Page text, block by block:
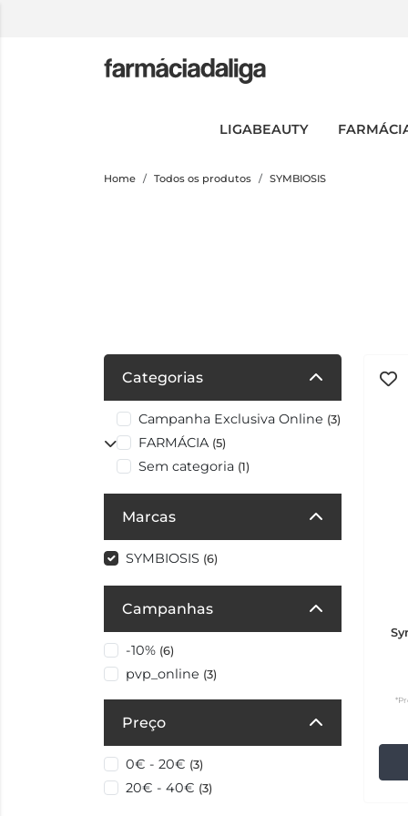
LIGABEAUTY
Home Todos os produtos SYMBIOSIS
Categorias
Campanha Exclusiva Online (3)
FARMÁCIA (5)
Sem categoria (1)
Marcas
SYMBIOSIS (6)
Campanhas
-10% (6)
pvp_online (3)
Preço
0€ - 20€ (3)
20€ - 40€ (3)